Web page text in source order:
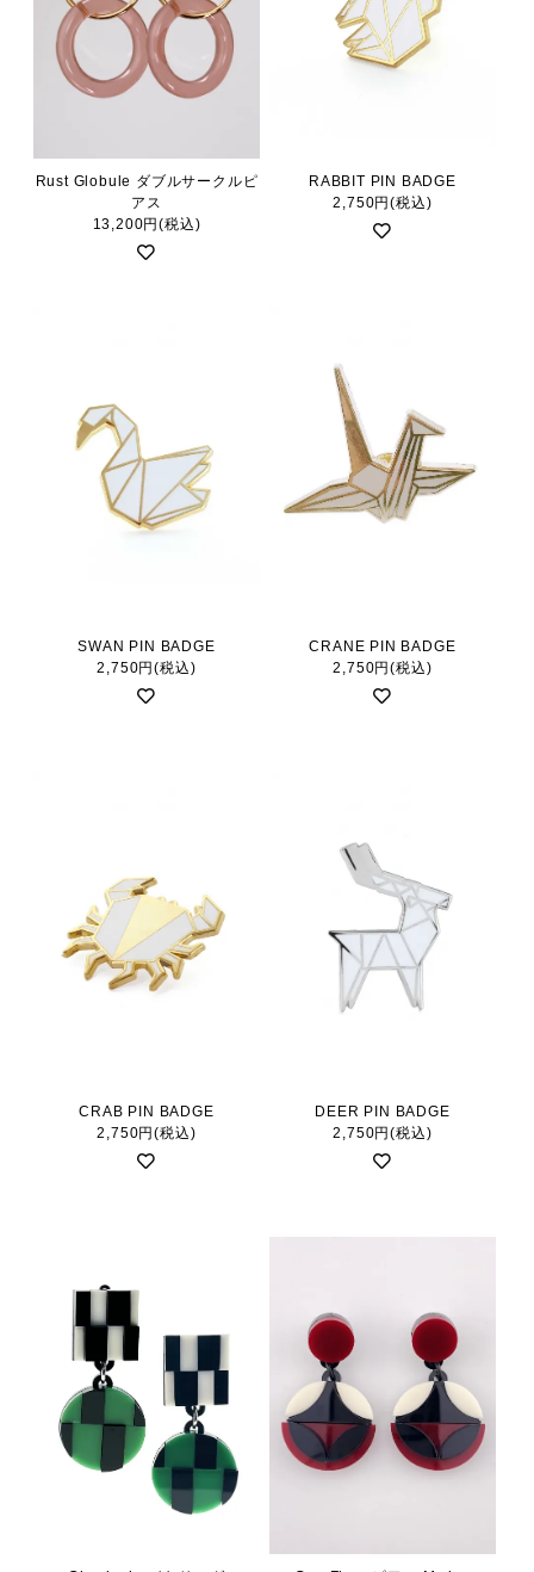
Rust Globule ダブルサークルピ
アス
13,200円(税込)
RABBIT PIN BADGE
2,750円(税込)
SWAN PIN BADGE
2,750円(税込)
CRANE PIN BADGE
2,750円(税込)
CRAB PIN BADGE
2,750円(税込)
DEER PIN BADGE
2,750円(税込)